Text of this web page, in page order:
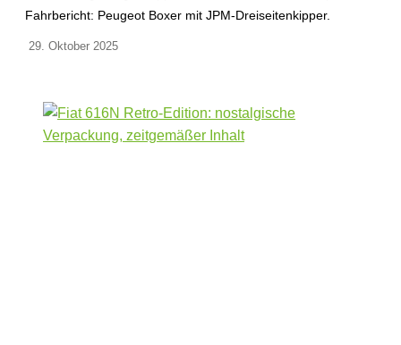
Fahrbericht: Peugeot Boxer mit JPM-Dreiseitenkipper.
29. Oktober 2025